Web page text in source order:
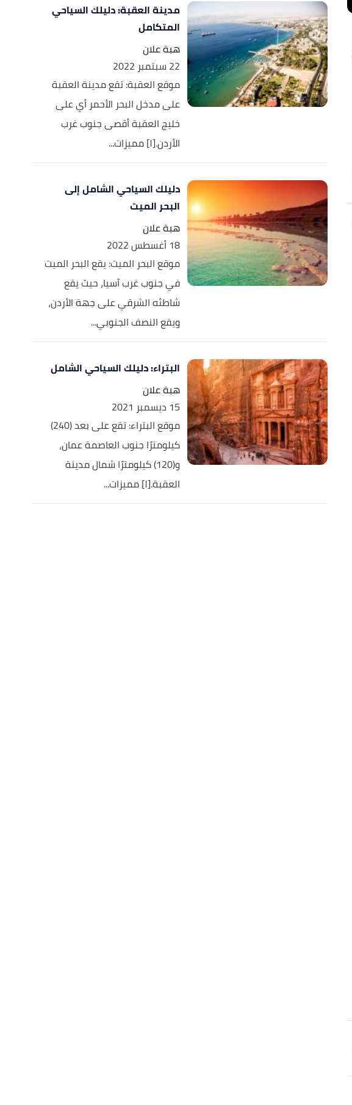
مدينة العقبة: دليلك السياحي
المتكامل
هبة علان
22 سبتمبر 2022
موقع العقبة: تقع مدينة العقبة
على مدخل البحر الأحمر أي على
خليج العقبة أقصى جنوب غرب
الأردن.[١] مميزات...
دليلك السياحي الشامل إلى
البحر الميت
هبة علان
18 أغسطس 2022
موقع البحر الميت: يقع البحر الميت
في جنوب غرب آسيا، حيث يقع
شاطئه الشرقي على جهة الأردن،
ويقع النصف الجنوبي...
البتراء: دليلك السياحي الشامل
هبة علان
15 ديسمبر 2021
موقع البتراء: تقع على بعد (240)
كيلومترًا جنوب العاصمة عمان،
و(120) كيلومترًا شمال مدينة
العقبة.[١] مميزات...